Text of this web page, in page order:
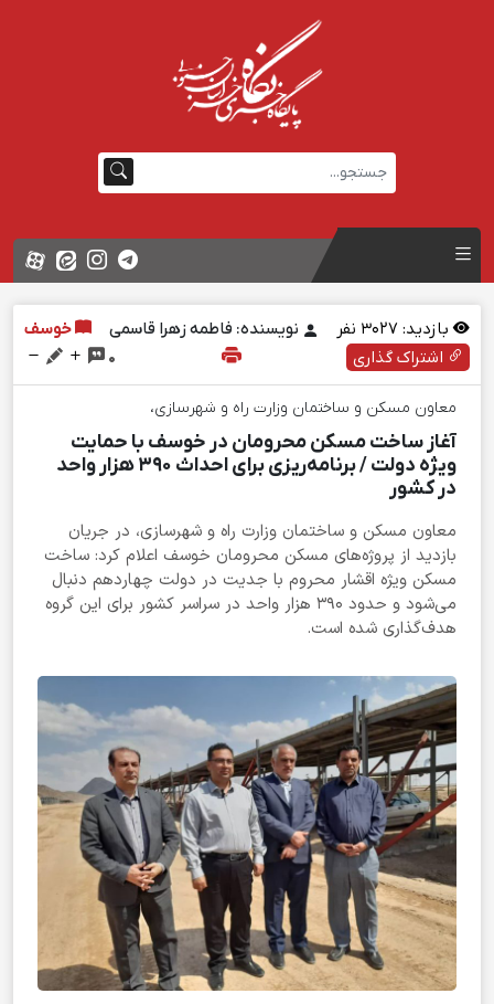
بازدید: نفر نویسنده: فاطمه زهرا قاسمی
خوسف
اشتراک گذاری
0
معاون مسکن و ساختمان وزارت راه و شهرسازی،
آغاز ساخت مسکن محرومان در خوسف با حمایت
ویژه دولت / برنامه‌ریزی برای احداث ۳۹۰ هزار واحد
در کشور
معاون مسکن و ساختمان وزارت راه و شهرسازی، در جریان
بازدید از پروژه‌های مسکن محرومان خوسف اعلام کرد: ساخت
مسکن ویژه اقشار محروم با جدیت در دولت چهاردهم دنبال
می‌شود و حدود ۳۹۰ هزار واحد در سراسر کشور برای این گروه
هدف‌گذاری شده است.